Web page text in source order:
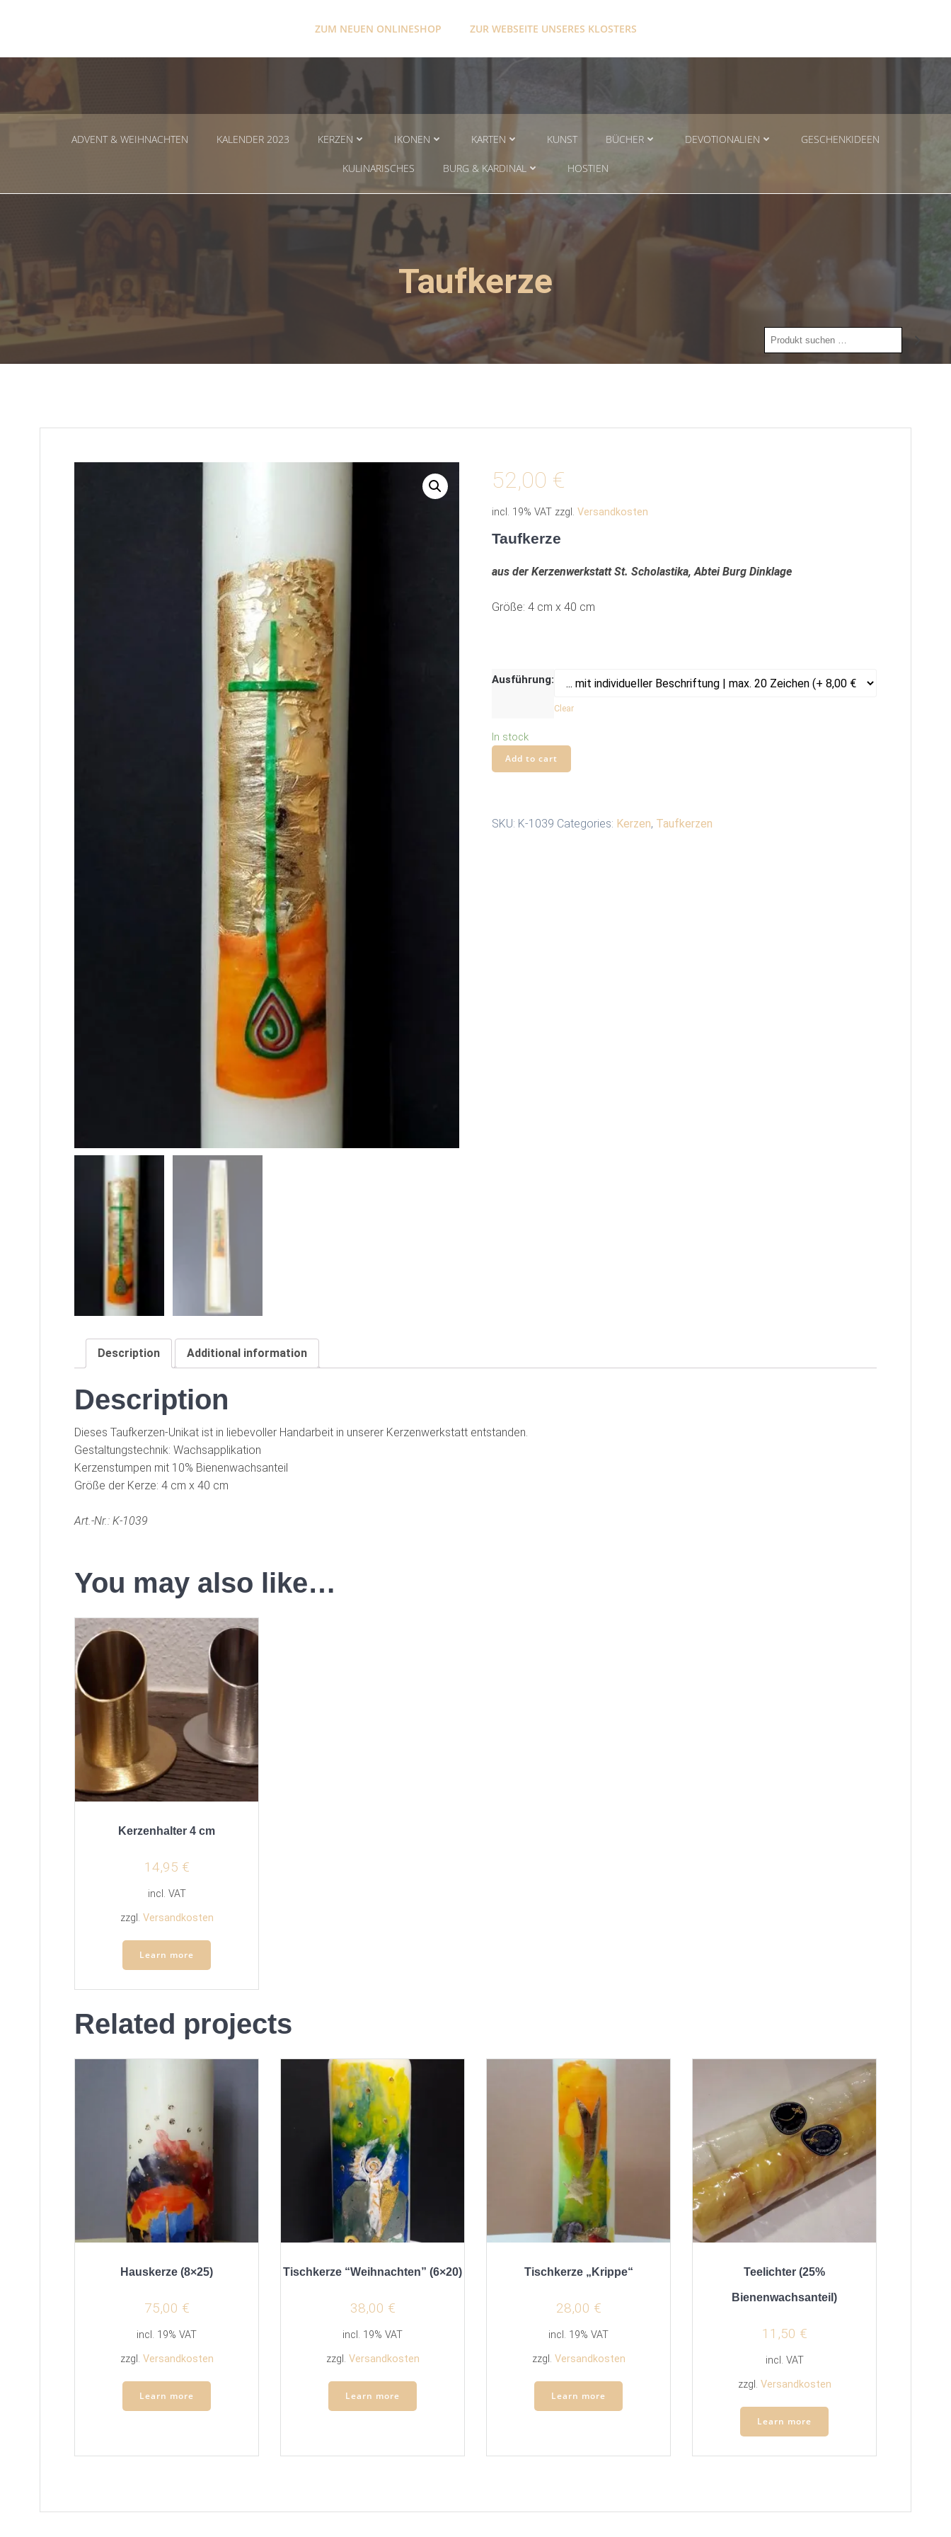
ZUM NEUEN ONLINESHOP ZUR WEBSEITE UNSERES KLOSTERS
ADVENT & WEIHNACHTEN KALENDER 2023 KERZEN IKONEN KARTEN KUNST BÜCHER DEVOTIONALIEN GESCHENKIDEEN
KULINARISCHES BURG & KARDINAL HOSTIEN
Taufkerze
Produkt
suchen
52,00 €
incl. 19% VAT zzgl. Versandkosten
Taufkerze
aus der Kerzenwerkstatt St. Scholastika, Abtei Burg Dinklage
Größe: 4 cm x 40 cm
Ausführung:
Clear
In stock
Add to cart
SKU: K-1039 Categories: Kerzen, Taufkerzen
Description Additional information
Description
Dieses Taufkerzen-Unikat ist in liebevoller Handarbeit in unserer Kerzenwerkstatt entstanden.
Gestaltungstechnik: Wachsapplikation
Kerzenstumpen mit 10% Bienenwachsanteil
Größe der Kerze: 4 cm x 40 cm
Art.-Nr.: K-1039
You may also like…
Kerzenhalter 4 cm
14,95 €
incl. VAT
zzgl. Versandkosten
Learn more
Related projects
Hauskerze (8×25)
75,00 €
incl. 19% VAT
zzgl. Versandkosten
Learn more
Tischkerze “Weihnachten” (6×20)
38,00 €
incl. 19% VAT
zzgl. Versandkosten
Learn more
Tischkerze „Krippe“
28,00 €
incl. 19% VAT
zzgl. Versandkosten
Learn more
Teelichter (25%
Bienenwachsanteil)
11,50 €
incl. VAT
zzgl. Versandkosten
Learn more